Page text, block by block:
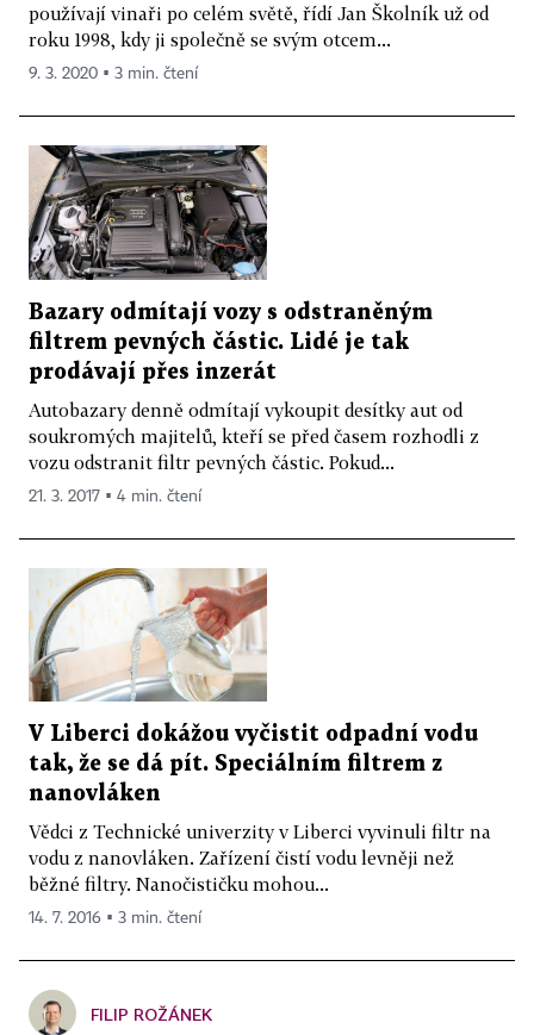
používají vinaři po celém světě, řídí Jan Školník už od
roku 1998, kdy ji společně se svým otcem...
9. 3. 2020 ▪ 3 min. čtení
Bazary odmítají vozy s odstraněným
filtrem pevných částic. Lidé je tak
prodávají přes inzerát
Autobazary denně odmítají vykoupit desítky aut od
soukromých majitelů, kteří se před časem rozhodli z
vozu odstranit filtr pevných částic. Pokud...
21. 3. 2017 ▪ 4 min. čtení
V Liberci dokážou vyčistit odpadní vodu
tak, že se dá pít. Speciálním filtrem z
nanovláken
Vědci z Technické univerzity v Liberci vyvinuli filtr na
vodu z nanovláken. Zařízení čistí vodu levněji než
běžné filtry. Nanočističku mohou...
14. 7. 2016 ▪ 3 min. čtení
FILIP ROŽÁNEK